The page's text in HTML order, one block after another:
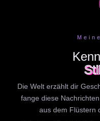
Die Welt erzählt dir
fange diese
aus dem Flüstern